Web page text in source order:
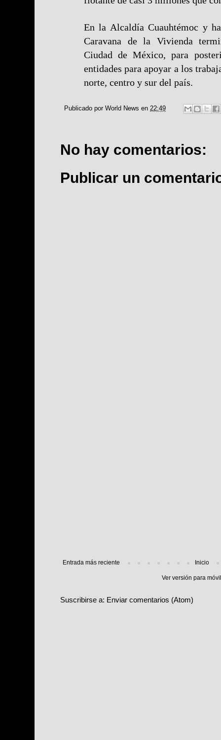
En la Alcaldía Cuauhtémoc y
Caravana de la Vivienda
Ciudad de México, para
entidades para apoyar a los
norte, centro y sur del país.
Publicado por World News en 22:49
No hay comentarios:
Publicar un
Entrada más reciente Inicio
Ver versión para
Suscribirse a: Enviar comentarios (Atom)